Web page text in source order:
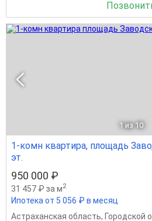
1 из 10
1-комн квартира, площадь
эт.
950 000 ₽
31 457 ₽ за м2
Ипотека от 5 056 ₽ в месяц
Астраханская область, Городской